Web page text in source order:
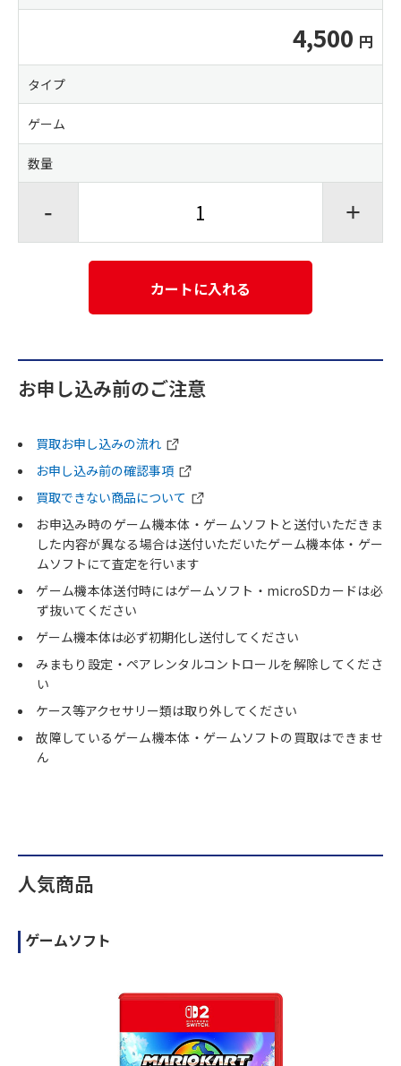
4,500
タイプ
ゲーム
数量
- +
カートに入れる
お申し込み前のご注意
買取お申し込みの流れ
お申し込み前の確認事項
買取できない商品について
お申込み時のゲーム機本体・ゲームソフトと送付いただきま
した内容が異なる場合は送付いただいたゲーム機本体・ゲー
ムソフトにて査定を行います
ゲーム機本体送付時にはゲームソフト・microSDカードは必
ず抜いてください
ゲーム機本体は必ず初期化し送付してください
みまもり設定・ペアレンタルコントロールを解除してくださ
い
ケース等アクセサリー類は取り外してください
故障しているゲーム機本体・ゲームソフトの買取はできませ
ん
人気商品
ゲームソフト